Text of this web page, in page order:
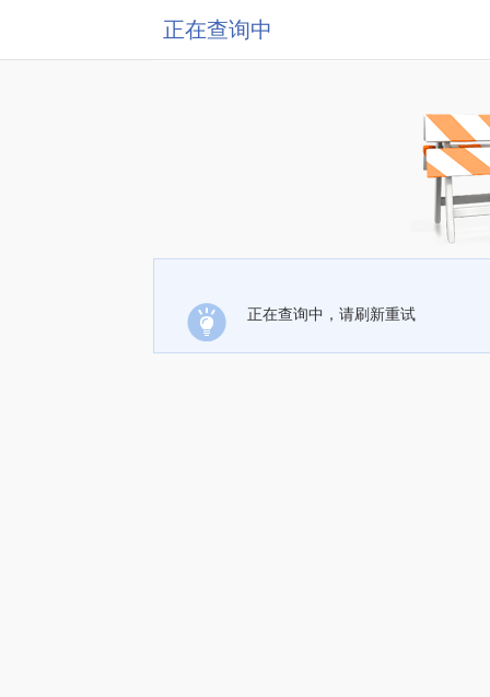
正在查询中
正在查询中，请刷新重试